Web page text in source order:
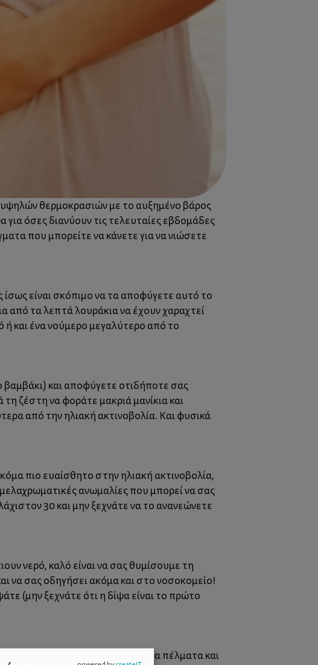
υψηλών θερμοκρασιών με το αυξημένο βάρος
όσες διανύουν τις τελευταίες εβδομάδες
που μπορείτε να κάνετε για να νιώσετε
είναι σκόπιμο να τα αποφύγετε αυτό το
από τα λεπτά λουράκια να έχουν χαραχτεί
και ένα νούμερο μεγαλύτερο από το
και αποφύγετε οτιδήποτε σας
ζέστη να φοράτε μακριά μανίκια και
από την ηλιακή ακτινοβολία. Και φυσικά
πιο ευαίσθητο στην ηλιακή ακτινοβολία,
ανωμαλίες που μπορεί να σας
30 και μην ξεχνάτε να το ανανεώνετε
νερό, καλό είναι να σας θυμίσουμε τη
να σας οδηγήσει ακόμα και στο νοσοκομείο!
(μην ξεχνάτε ότι η δίψα είναι το πρώτο
σας, προκαλώντας πρήξιμο στα πέλματα και